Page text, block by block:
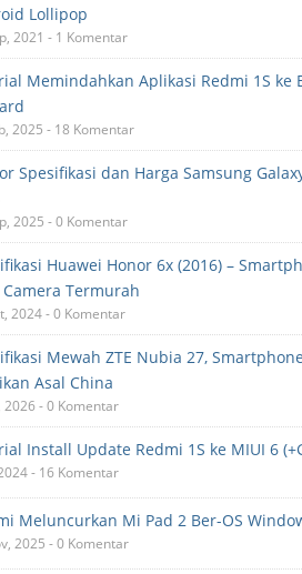
Lollipop
2021 - 1 Komentar
Memindahkan Aplikasi Redmi 1S ke
2025 - 18 Komentar
Spesifikasi dan Harga Samsung
2025 - 0 Komentar
Huawei Honor 6x (2016) –
Camera Termurah
2024 - 0 Komentar
Mewah ZTE Nubia 27, Smartphone
Asal China
2026 - 0 Komentar
Install Update Redmi 1S ke MIUI 6
- 16 Komentar
Meluncurkan Mi Pad 2 Ber-OS
2025 - 0 Komentar